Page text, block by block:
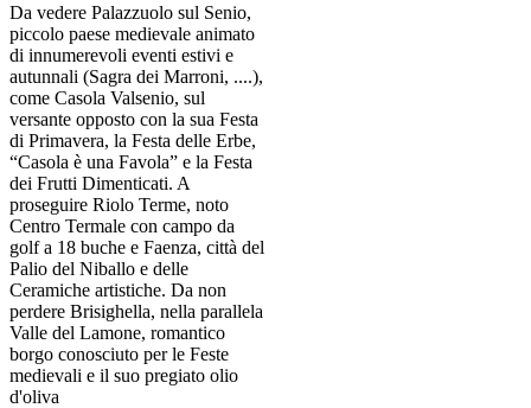
Da vedere Palazzuolo sul Senio,
piccolo paese medievale animato
di innumerevoli eventi estivi e
autunnali (Sagra dei Marroni, ....),
come Casola Valsenio, sul
versante opposto con la sua Festa
di Primavera, la Festa delle Erbe,
“Casola è una Favola” e la Festa
dei Frutti Dimenticati. A
proseguire Riolo Terme, noto
Centro Termale con campo da
golf a 18 buche e Faenza, città del
Palio del Niballo e delle
Ceramiche artistiche. Da non
perdere Brisighella, nella parallela
Valle del Lamone, romantico
borgo conosciuto per le Feste
medievali e il suo pregiato olio
d'oliva